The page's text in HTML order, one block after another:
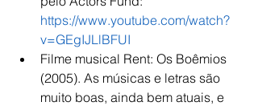
https://www.youtube.com/watch?
v=GEgIJLlBFUI
Filme musical Rent: Os Boêmios
(2005). As músicas e letras são
muito boas, ainda bem atuais, e